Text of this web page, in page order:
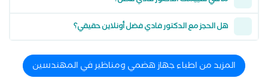
هل الحجز مع الدكتور فادي فضل أونلاين حقيقي؟
المزيد من اطباء جهاز هضمي ومناظير في المهندسين